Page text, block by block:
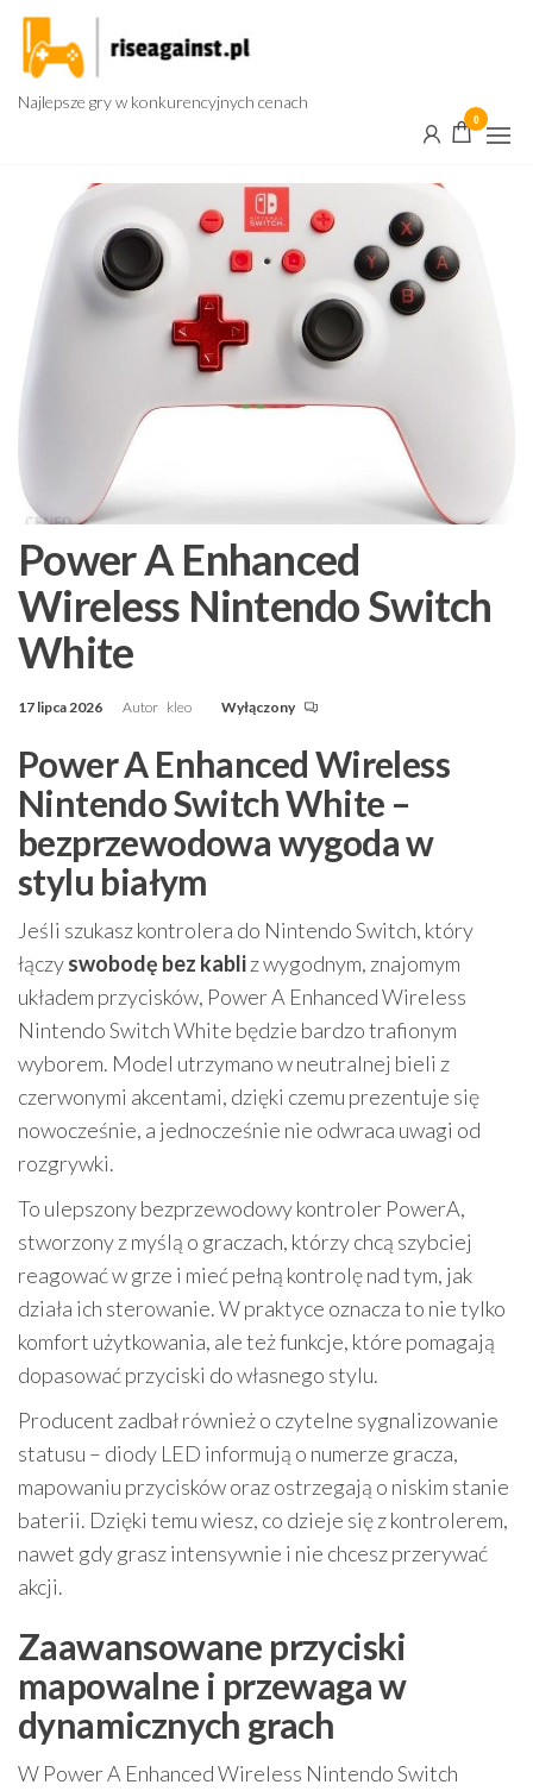
Przejdź
treści
Najlepsze gry w konkurencyjnych cenach
0
Power A Enhanced
Wireless Nintendo Switch
White
17 lipca 2026 Autor kleo Wyłączony
Power A Enhanced Wireless
Nintendo Switch White –
bezprzewodowa wygoda w
stylu białym
Jeśli szukasz kontrolera do Nintendo Switch, który
łączyswobodę bez kabliz wygodnym, znajomym
układem przycisków, Power A Enhanced Wireless
Nintendo Switch White będzie bardzo trafionym
wyborem. Model utrzymano w neutralnej bieli z
czerwonymi akcentami, dzięki czemu prezentuje się
nowocześnie, a jednocześnie nie odwraca uwagi od
rozgrywki.
To ulepszony bezprzewodowy kontroler PowerA,
stworzony z myślą o graczach, którzy chcą szybciej
reagować w grze i mieć pełną kontrolę nad tym, jak
działa ich sterowanie. W praktyce oznacza to nie tylko
komfort użytkowania, ale też funkcje, które pomagają
dopasować przyciski do własnego stylu.
Producent zadbał również o czytelne sygnalizowanie
statusu – diody LED informują o numerze gracza,
mapowaniu przycisków oraz ostrzegają o niskim stanie
baterii. Dzięki temu wiesz, co dzieje się z kontrolerem,
nawet gdy grasz intensywnie i nie chcesz przerywać
akcji.
Zaawansowane przyciski
mapowalne i przewaga w
dynamicznych grach
W Power A Enhanced Wireless Nintendo Switch